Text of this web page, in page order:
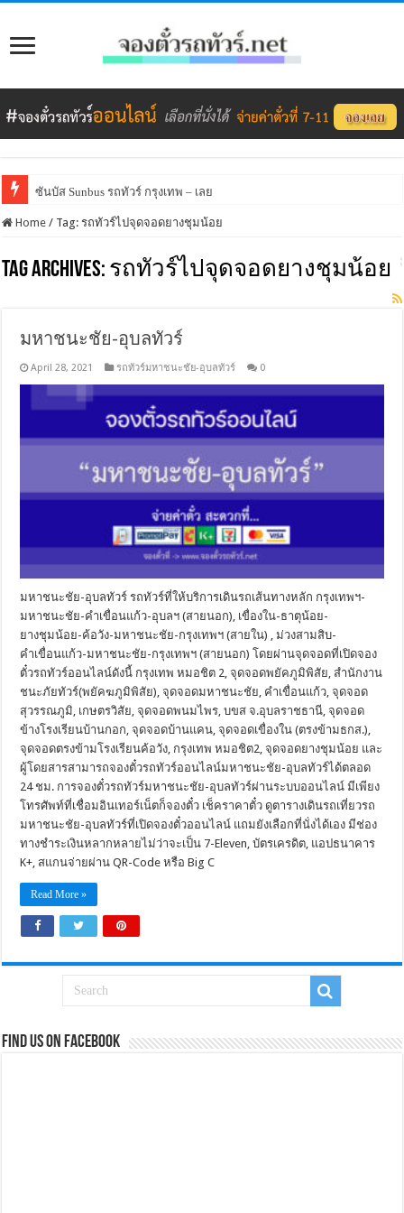
ซันบัส Sunbus รถทัวร์ กรุงเทพ – เลย
Home / Tag:รถทัวร์ไปจุดจอดยางชุมน้อย
Tag Archives: รถทัวร์ไปจุดจอดยางชุมน้อย
มหาชนะชัย-อุบลทัวร์
April 28, 2021 รถทัวร์มหาชนะชัย-อุบลทัวร์ 0
มหาชนะชัย-อุบลทัวร์ รถทัวร์ที่ให้บริการเดินรถเส้นทางหลัก กรุงเทพฯ-
มหาชนะชัย-คำเขื่อนแก้ว-อุบลฯ (สายนอก), เขื่องใน-ธาตุน้อย-
ยางชุมน้อย-ค้อวัง-มหาชนะชัย-กรุงเทพฯ (สายใน) , ม่วงสามสิบ-
คำเขื่อนแก้ว-มหาชนะชัย-กรุงเทพฯ (สายนอก) โดยผ่านจุดจอดที่เปิดจอง
ตั๋วรถทัวร์ออนไลน์ดังนี้ กรุงเทพ หมอชิต 2, จุดจอดพยัคภูมิพิสัย, สำนักงาน
ชนะภัยทัวร์(พยัคฆภูมิพิสัย), จุดจอดมหาชนะชัย, คำเขื่อนแก้ว, จุดจอด
สุวรรณภูมิ, เกษตรวิสัย, จุดจอดพนมไพร, บขส จ.อุบลราชธานี, จุดจอด
ข้างโรงเรียนบ้านกอก, จุดจอดบ้านแคน, จุดจอดเขื่องใน (ตรงข้ามธกส.),
จุดจอดตรงข้ามโรงเรียนค้อวัง, กรุงเทพ หมอชิต2, จุดจอดยางชุมน้อย และ
ผู้โดยสารสามารถจองตั๋วรถทัวร์ออนไลน์มหาชนะชัย-อุบลทัวร์ได้ตลอด
24 ชม. การจองตั๋วรถทัวร์มหาชนะชัย-อุบลทัวร์ผ่านระบบออนไลน์ มีเพียง
โทรศัพท์ที่เชื่อมอินเทอร์เน็ตก็จองตั๋ว เช็คราคาตั๋ว ดูตารางเดินรถเที่ยวรถ
มหาชนะชัย-อุบลทัวร์ที่เปิดจองตั๋วออนไลน์ แถมยังเลือกที่นั่งได้เอง มีช่อง
ทางชำระเงินหลากหลายไม่ว่าจะเป็น 7-Eleven, บัตรเครดิต, แอปธนาคาร
K+, สแกนจ่ายผ่าน QR-Code หรือ Big C
Read More »
Find us on Facebook